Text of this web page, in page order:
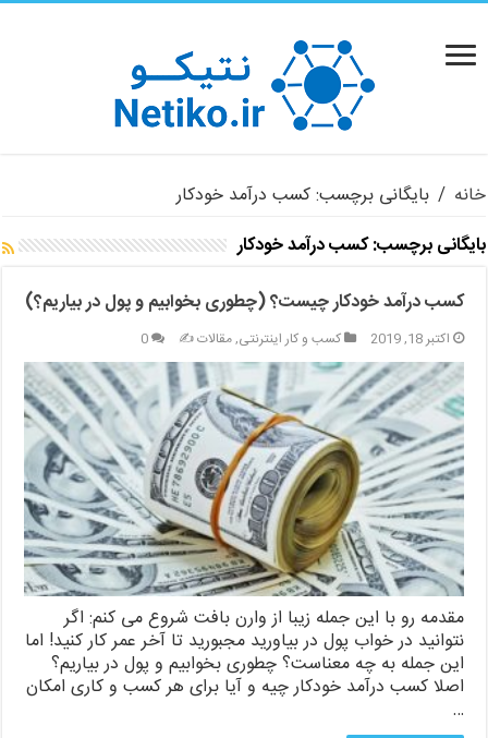
خانه / بایگانی برچسب: کسب درآمد خودکار
بایگانی برچسب:کسب درآمد خودکار
کسب درآمد خودکار چیست؟ (چطوری بخوابیم و پول در بیاریم؟)
اکتبر 18, 2019 کسب و کار اینترنتی,مقالات ✍️ 0
مقدمه رو با این جمله زیبا از وارن بافت شروع می کنم: اگر
نتوانید در خواب پول در بیاورید مجبورید تا آخر عمر کار کنید! اما
این جمله به چه معناست؟ چطوری بخوابیم و پول در بیاریم؟
اصلا کسب درآمد خودکار چیه و آیا برای هر کسب و کاری امکان
…